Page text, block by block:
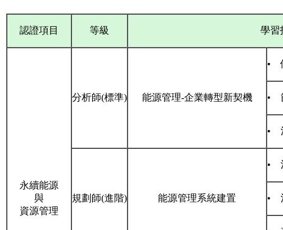
認證項目 等級 學習
永續能源
與
資源管理
分析師(標準) 能源管理-企業轉型新契機
•
•
•
規劃師(進階) 能源管理系統建置
•
•